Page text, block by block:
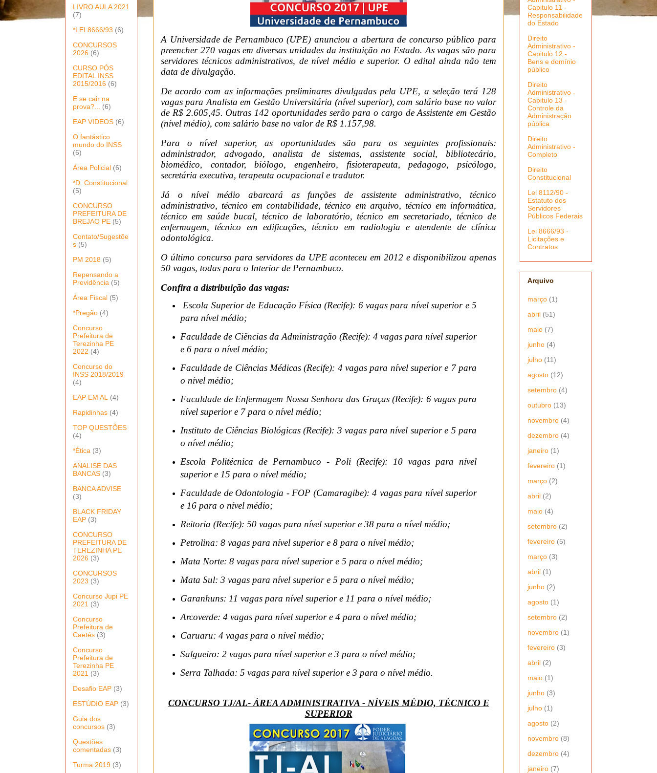
A Universidade de Pernambuco (UPE) anunciou a abertura de concurso público para
preencher 270 vagas em diversas unidades da instituição no Estado. As vagas são para
servidores técnicos administrativos, de nível médio e superior. O edital ainda não tem
data de divulgação.
De acordo com as informações preliminares divulgadas pela UPE, a seleção terá 128
vagas para Analista em Gestão Universitária (nível superior), com salário base no valor
de R$ 2.605,45. Outras 142 oportunidades serão para o cargo de Assistente em Gestão
(nível médio), com salário base no valor de R$ 1.157,98.
Para o nível superior, as oportunidades são para os seguintes profissionais:
administrador, advogado, analista de sistemas, assistente social, bibliotecário,
biomédico, contador, biólogo, engenheiro, fisioterapeuta, pedagogo, psicólogo,
secretária executiva, terapeuta ocupacional e tradutor.
Já o nível médio abarcará as funções de assistente administrativo, técnico
administrativo, técnico em contabilidade, técnico em arquivo, técnico em informática,
técnico em saúde bucal, técnico de laboratório, técnico em secretariado, técnico de
enfermagem, técnico em edificações, técnico em radiologia e atendente de clínica
odontológica.
O último concurso para servidores da UPE aconteceu em 2012 e disponibilizou apenas
50 vagas, todas para o Interior de Pernambuco.
Confira a distribuição das vagas:
Escola Superior de Educação Física (Recife): 6 vagas para nível superior e 5
para nível médio;
Faculdade de Ciências da Administração (Recife): 4 vagas para nível superior
e 6 para o nível médio;
Faculdade de Ciências Médicas (Recife): 4 vagas para nível superior e 7 para
o nível médio;
Faculdade de Enfermagem Nossa Senhora das Graças (Recife): 6 vagas para
nível superior e 7 para o nível médio;
Instituto de Ciências Biológicas (Recife): 3 vagas para nível superior e 5 para
o nível médio;
Escola Politécnica de Pernambuco - Poli (Recife): 10 vagas para nível
superior e 15 para o nível médio;
Faculdade de Odontologia - FOP (Camaragibe): 4 vagas para nível superior
e 16 para o nível médio;
Reitoria (Recife): 50 vagas para nível superior e 38 para o nível médio;
Petrolina: 8 vagas para nível superior e 8 para o nível médio;
Mata Norte: 8 vagas para nível superior e 5 para o nível médio;
Mata Sul: 3 vagas para nível superior e 5 para o nível médio;
Garanhuns: 11 vagas para nível superior e 11 para o nível médio;
Arcoverde: 4 vagas para nível superior e 4 para o nível médio;
Caruaru: 4 vagas para o nível médio;
Salgueiro: 2 vagas para nível superior e 3 para o nível médio;
Serra Talhada: 5 vagas para nível superior e 3 para o nível médio.
CONCURSO TJ/AL- ÁREA ADMINISTRATIVA - NÍVEIS MÉDIO, TÉCNICO E
SUPERIOR
LIVRO AULA 2021
(7)
*LEI 8666/93 (6)
CONCURSOS
2026 (6)
CURSO PÓS
EDITAL INSS
2015/2016 (6)
E se cair na
prova?...
(6)
EAP VIDEOS (6)
O fantástico
mundo do INSS
(6)
Área Policial (6)
*D. Constitucional
(5)
CONCURSO
PREFEITURA DE
BREJAO PE (5)
Contato/Sugestõe
s (5)
PM 2018 (5)
Repensando a
Previdência (5)
Área Fiscal (5)
*Pregão (4)
Concurso
Prefeitura de
Terezinha PE
2022 (4)
Concurso do
INSS 2018/2019
(4)
EAP EM AL
(4)
Rapidinhas (4)
TOP QUESTÕES
(4)
*Ética (3)
ANALISE DAS
BANCAS (3)
BANCA ADVISE
(3)
BLACK FRIDAY
EAP (3)
CONCURSO
PREFEITURA DE
TEREZINHA PE
2026 (3)
CONCURSOS
2023 (3)
Concurso Jupi PE
2021 (3)
Concurso
Prefeitura de
Caetés (3)
Concurso
Prefeitura de
Terezinha PE
2021 (3)
Desafio EAP (3)
ESTÚDIO EAP (3)
Guia dos
concursos (3)
Questões
comentadas (3)
Turma 2019 (3)
Capitulo 11 -
Responsabilidade
do Estado
Direito
Administrativo -
Capitulo 12 -
Bens e domínio
público
Direito
Administrativo -
Capitulo 13 -
Controle da
Administração
pública
Direito
Administrativo -
Completo
Direito
Constitucional
Lei 8112/90 -
Estatuto dos
Servidores
Públicos Federais
Lei 8666/93 -
Licitações e
Contratos
Arquivo
março (1)
abril (51)
maio (7)
junho (4)
julho (11)
agosto (12)
setembro (4)
outubro (13)
novembro (4)
dezembro (4)
janeiro (1)
fevereiro (1)
março (2)
abril (2)
maio (4)
setembro (2)
fevereiro (5)
março (3)
abril (1)
junho (2)
agosto (1)
setembro (2)
novembro (1)
fevereiro (3)
abril (2)
maio (1)
junho (3)
julho (1)
agosto (2)
novembro (8)
dezembro (4)
janeiro (7)